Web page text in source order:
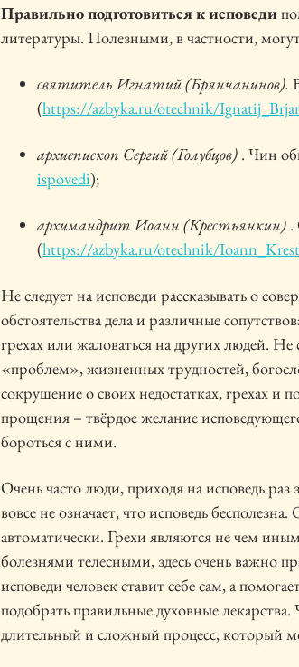
Правильно подготовиться к исповеди
литературы. Полезными, в частности,
святитель Игнатий (Брянчанинов).
(https://azbyka.ru/otechnik/
архиепископ Сергий (Голубцов) . Чин
ispovedi);
архимандрит Иоанн (Крестьянкин) .
(https://azbyka.ru/otechnik/
Не следует на исповеди рассказывать о
обстоятельства дела и различные
грехах или жаловаться на других людей. Не
«проблем», жизненных трудностей,
сокрушение о своих недостатках, грехах и
прощения – твёрдое желание
бороться с ними.
Очень часто люди, приходя на исповедь
вовсе не означает, что исповедь
автоматически. Грехи являются не чем
болезнями телесными, здесь очень важно
исповеди человек ставит себе сам, а
подобрать правильные духовные
длительный и сложный процесс, который